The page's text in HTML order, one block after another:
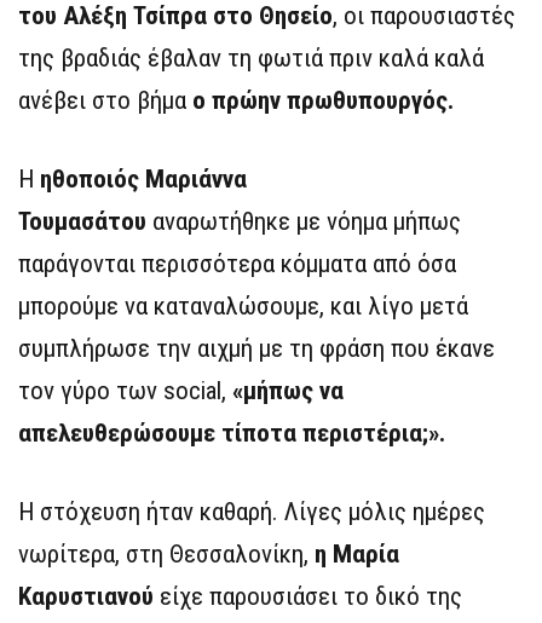
του Αλέξη Τσίπρα στο Θησείο, οι παρουσιαστές
της βραδιάς έβαλαν τη φωτιά πριν καλά καλά
ανέβει στο βήμα ο πρώην πρωθυπουργός.
Η ηθοποιός Μαριάννα
Τουμασάτου αναρωτήθηκε με νόημα μήπως
παράγονται περισσότερα κόμματα από όσα
μπορούμε να καταναλώσουμε, και λίγο μετά
συμπλήρωσε την αιχμή με τη φράση που έκανε
τον γύρο των social, «μήπως να
απελευθερώσουμε τίποτα περιστέρια;».
Η στόχευση ήταν καθαρή. Λίγες μόλις ημέρες
νωρίτερα, στη Θεσσαλονίκη, η Μαρία
Καρυστιανού είχε παρουσιάσει το δικό της